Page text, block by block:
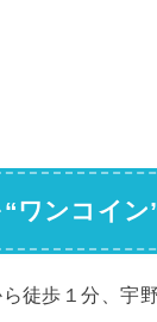
ワンコイン”
徒歩１分、宇